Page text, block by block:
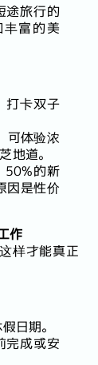
途旅行的
富的美
打卡双子
可体验浓
地道。
50%的新
因是性价
作
样才能真正
日期。
完成或安